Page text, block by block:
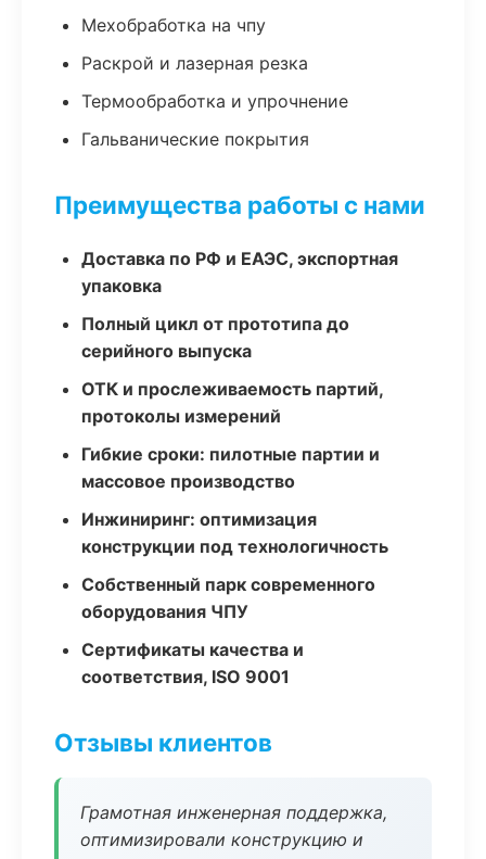
Мехобработка на чпу
Раскрой и лазерная резка
Термообработка и упрочнение
Гальванические покрытия
Преимущества работы с нами
Доставка по РФ и ЕАЭС, экспортная
упаковка
Полный цикл от прототипа до
серийного выпуска
ОТК и прослеживаемость партий,
протоколы измерений
Гибкие сроки: пилотные партии и
массовое производство
Инжиниринг: оптимизация
конструкции под технологичность
Собственный парк современного
оборудования ЧПУ
Сертификаты качества и
соответствия, ISO 9001
Отзывы клиентов
Грамотная инженерная поддержка,
оптимизировали конструкцию и